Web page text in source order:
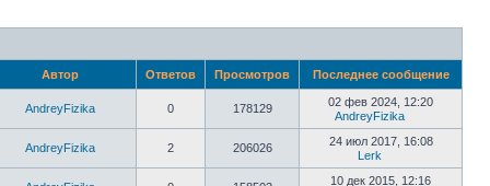
Автор Ответов Просмотров Последнее сообщение
AndreyFizika 0 178129
02 фев 2024, 12:20
AndreyFizika
AndreyFizika 2 206026
24 июл 2017, 16:08
Lerk
10 дек 2015, 12:16